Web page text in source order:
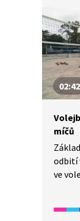
02:42
míčů
odbití
ve